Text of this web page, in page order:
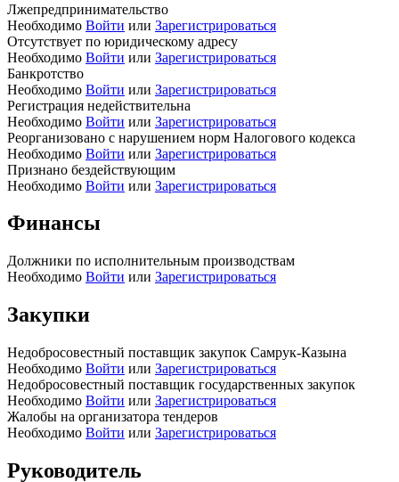
Лжепредпринимательство
Необходимо Войти или Зарегистрироваться
Отсутствует по юридическому адресу
Необходимо Войти или Зарегистрироваться
Банкротство
Необходимо Войти или Зарегистрироваться
Регистрация недействительна
Необходимо Войти или Зарегистрироваться
Реорганизовано с нарушением норм Налогового кодекса
Необходимо Войти или Зарегистрироваться
Признано бездействующим
Необходимо Войти или Зарегистрироваться
Финансы
Должники по исполнительным производствам
Необходимо Войти или Зарегистрироваться
Закупки
Недобросовестный поставщик закупок Самрук-Казына
Необходимо Войти или Зарегистрироваться
Недобросовестный поставщик государственных закупок
Необходимо Войти или Зарегистрироваться
Жалобы на организатора тендеров
Необходимо Войти или Зарегистрироваться
Руководитель